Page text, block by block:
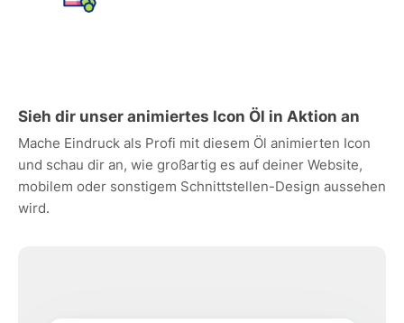
Sieh dir unser animiertes Icon Öl in Aktion an
Mache Eindruck als Profi mit diesem Öl animierten Icon
und schau dir an, wie großartig es auf deiner Website,
mobilem oder sonstigem Schnittstellen-Design aussehen
wird.